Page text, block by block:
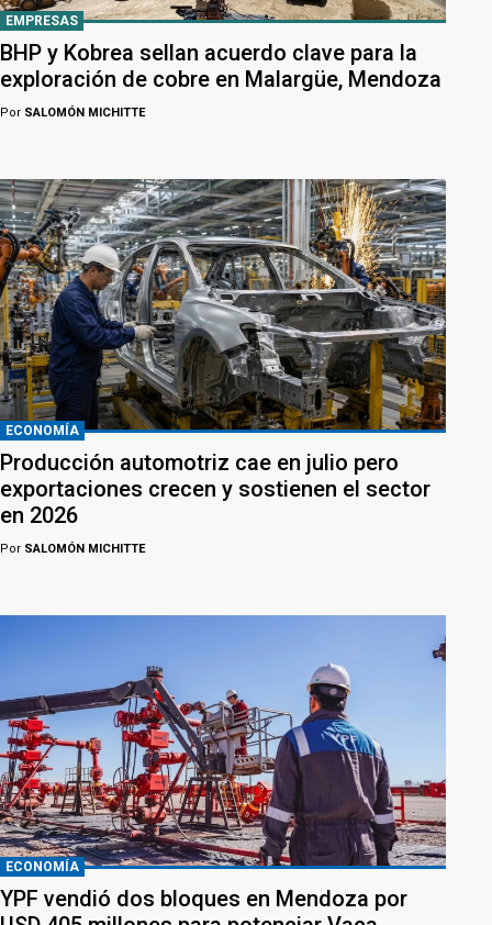
EMPRESAS
BHP y Kobrea sellan acuerdo clave para la
exploración de cobre en Malargüe, Mendoza
Por SALOMÓN MICHITTE
ECONOMÍA
Producción automotriz cae en julio pero
exportaciones crecen y sostienen el sector
en 2026
Por SALOMÓN MICHITTE
ECONOMÍA
YPF vendió dos bloques en Mendoza por